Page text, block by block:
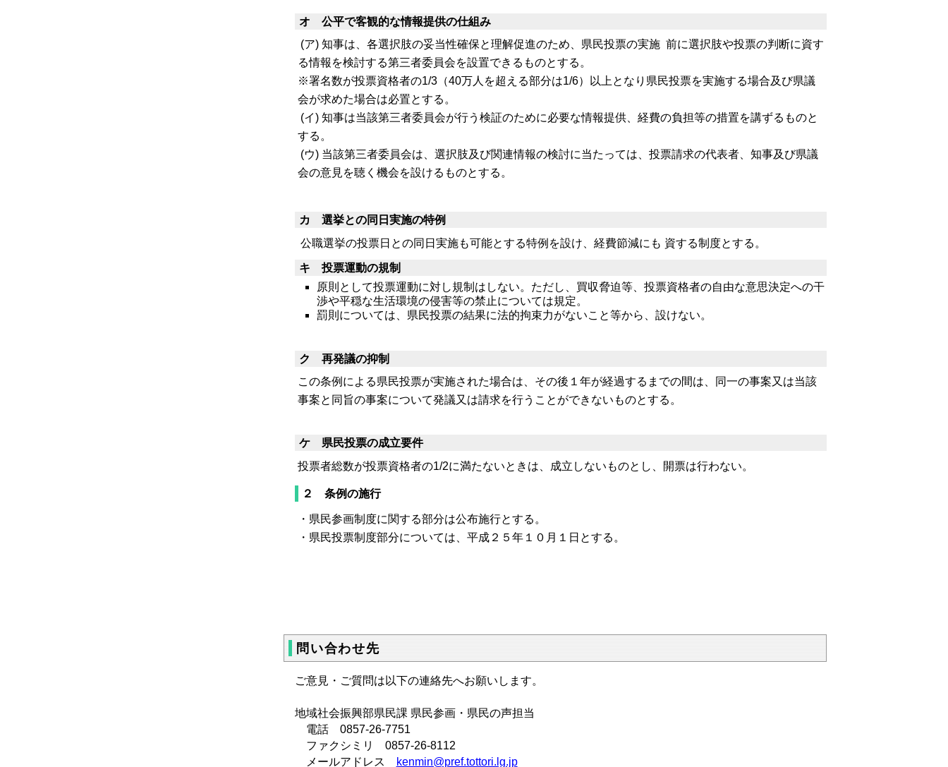
オ 公平で客観的な情報提供の仕組み
(ア) 知事は、各選択肢の妥当性確保と理解促進のため、県民投票の実施 前に選択肢や投票の判断に資す
る情報を検討する第三者委員会を設置できるものとする。
※署名数が投票資格者の1/3（40万人を超える部分は1/6）以上となり県民投票を実施する場合及び県議
会が求めた場合は必置とする。
(イ) 知事は当該第三者委員会が行う検証のために必要な情報提供、経費の負担等の措置を講ずるものと
する。
(ウ) 当該第三者委員会は、選択肢及び関連情報の検討に当たっては、投票請求の代表者、知事及び県議
会の意見を聴く機会を設けるものとする。
カ 選挙との同日実施の特例
公職選挙の投票日との同日実施も可能とする特例を設け、経費節減にも 資する制度とする。
キ 投票運動の規制
原則として投票運動に対し規制はしない。ただし、買収脅迫等、投票資格者の自由な意思決定への干
渉や平穏な生活環境の侵害等の禁止については規定。
罰則については、県民投票の結果に法的拘束力がないこと等から、設けない。
ク 再発議の抑制
この条例による県民投票が実施された場合は、その後１年が経過するまでの間は、同一の事案又は当該
事案と同旨の事案について発議又は請求を行うことができないものとする。
ケ 県民投票の成立要件
投票者総数が投票資格者の1/2に満たないときは、成立しないものとし、開票は行わない。
２ 条例の施行
・県民参画制度に関する部分は公布施行とする。
・県民投票制度部分については、平成２５年１０月１日とする。
問い合わせ先
ご意見・ご質問は以下の連絡先へお願いします。
地域社会振興部県民課 県民参画・県民の声担当
電話 0857-26-7751
ファクシミリ 0857-26-8112
メールアドレス
kenmin@pref.tottori.lg.jp